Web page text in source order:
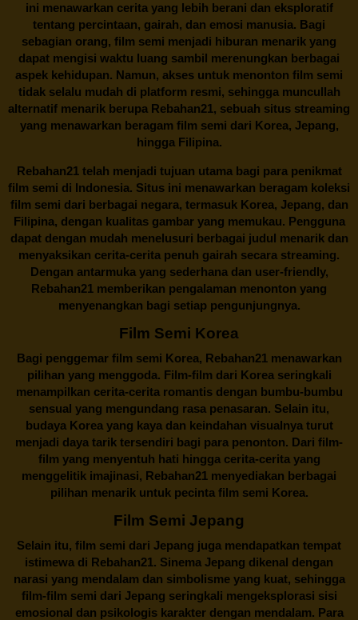
ini menawarkan cerita yang lebih berani dan eksploratif
tentang percintaan, gairah, dan emosi manusia. Bagi
sebagian orang, film semi menjadi hiburan menarik yang
dapat mengisi waktu luang sambil merenungkan berbagai
aspek kehidupan. Namun, akses untuk menonton film semi
tidak selalu mudah di platform resmi, sehingga muncullah
alternatif menarik berupa Rebahan21, sebuah situs streaming
yang menawarkan beragam film semi dari Korea, Jepang,
hingga Filipina.
Rebahan21telah menjadi tujuan utama bagi para penikmat
film semi di Indonesia. Situs ini menawarkan beragam koleksi
film semi dari berbagai negara, termasuk Korea, Jepang, dan
Filipina, dengan kualitas gambar yang memukau. Pengguna
dapat dengan mudah menelusuri berbagai judul menarik dan
menyaksikan cerita-cerita penuh gairah secara streaming.
Dengan antarmuka yang sederhana dan user-friendly,
Rebahan21 memberikan pengalaman menonton yang
menyenangkan bagi setiap pengunjungnya.
Film Semi Korea
Bagi penggemar film semi Korea, Rebahan21menawarkan
pilihan yang menggoda. Film-film dari Korea seringkali
menampilkan cerita-cerita romantis dengan bumbu-bumbu
sensual yang mengundang rasa penasaran. Selain itu,
budaya Korea yang kaya dan keindahan visualnya turut
menjadi daya tarik tersendiri bagi para penonton. Dari film-
film yang menyentuh hati hingga cerita-cerita yang
menggelitik imajinasi, Rebahan21 menyediakan berbagai
pilihan menarik untuk pecinta film semi Korea.
Film Semi Jepang
Selain itu, film semi dari Jepang juga mendapatkan tempat
istimewa di Rebahan21. Sinema Jepang dikenal dengan
narasi yang mendalam dan simbolisme yang kuat, sehingga
film-film semi dari Jepang seringkali mengeksplorasi sisi
emosional dan psikologis karakter dengan mendalam. Para